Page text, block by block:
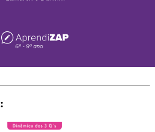
: